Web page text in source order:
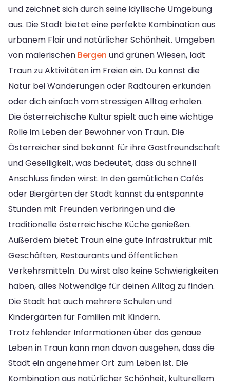
und zeichnet sich durch seine idyllische Umgebung
aus. Die Stadt bietet eine perfekte Kombination aus
urbanem Flair und natürlicher Schönheit. Umgeben
von malerischen Bergen und grünen Wiesen, lädt
Traun zu Aktivitäten im Freien ein. Du kannst die
Natur bei Wanderungen oder Radtouren erkunden
oder dich einfach vom stressigen Alltag erholen.
Die österreichische Kultur spielt auch eine wichtige
Rolle im Leben der Bewohner von Traun. Die
Österreicher sind bekannt für ihre Gastfreundschaft
und Geselligkeit, was bedeutet, dass du schnell
Anschluss finden wirst. In den gemütlichen Cafés
oder Biergärten der Stadt kannst du entspannte
Stunden mit Freunden verbringen und die
traditionelle österreichische Küche genießen.
Außerdem bietet Traun eine gute Infrastruktur mit
Geschäften, Restaurants und öffentlichen
Verkehrsmitteln. Du wirst also keine Schwierigkeiten
haben, alles Notwendige für deinen Alltag zu finden.
Die Stadt hat auch mehrere Schulen und
Kindergärten für Familien mit Kindern.
Trotz fehlender Informationen über das genaue
Leben in Traun kann man davon ausgehen, dass die
Stadt ein angenehmer Ort zum Leben ist. Die
Kombination aus natürlicher Schönheit, kulturellem